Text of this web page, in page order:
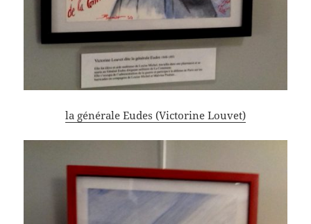
la générale Eudes (Victorine Louvet)